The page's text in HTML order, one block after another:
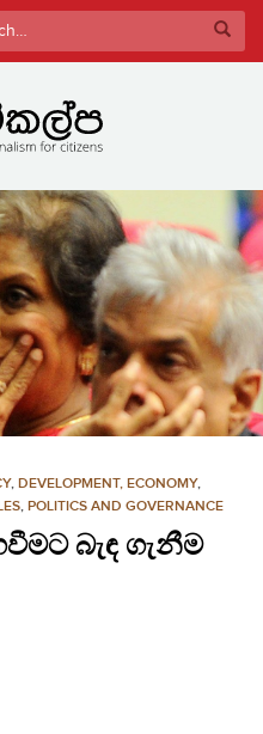
, DEVELOPMENT, ECONOMY,
, POLITICS AND GOVERNANCE
බැඳ ගැනීම